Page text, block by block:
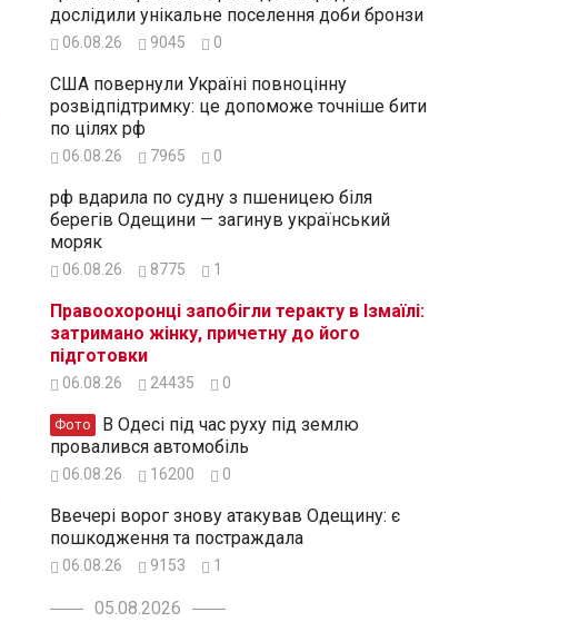
дослідили унікальне поселення доби бронзи
06.08.26 9045 0
США повернули Україні повноцінну
розвідпідтримку: це допоможе точніше бити
по цілях рф
06.08.26 7965 0
рф вдарила по судну з пшеницею біля
берегів Одещини — загинув український
моряк
06.08.26 8775 1
Правоохоронці запобігли теракту в Ізмаїлі:
затримано жінку, причетну до його
підготовки
06.08.26 24435 0
Фото
провалився автомобіль
06.08.26 16200 0
Ввечері ворог знову атакував Одещину: є
пошкодження та постраждала
06.08.26 9153 1
05.08.2026